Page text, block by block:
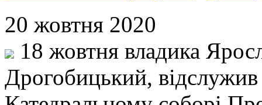
20 жовтня 2020
18 жовтня владика
Дрогобицький,